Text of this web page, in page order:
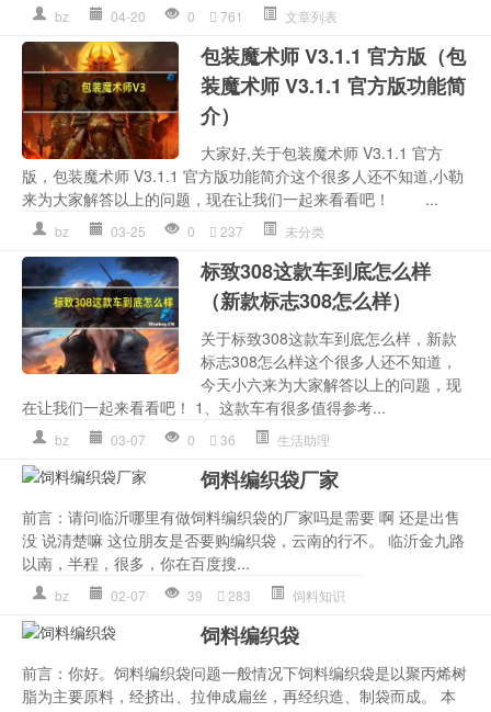
bz 04-20 0 761 文章列表
包装魔术师 V3.1.1 官方版（包
装魔术师 V3.1.1 官方版功能简
介）
大家好,关于包装魔术师 V3.1.1 官方
版，包装魔术师 V3.1.1 官方版功能简介这个很多人还不知道,小勒
来为大家解答以上的问题，现在让我们一起来看看吧！ ...
bz 03-25 0 237 未分类
标致308这款车到底怎么样
（新款标志308怎么样）
关于标致308这款车到底怎么样，新款
标志308怎么样这个很多人还不知道，
今天小六来为大家解答以上的问题，现
在让我们一起来看看吧！ 1、这款车有很多值得参考...
bz 03-07 0 36 生活助理
饲料编织袋厂家
前言：请问临沂哪里有做饲料编织袋的厂家吗是需要 啊 还是出售
没 说清楚嘛 这位朋友是否要购编织袋，云南的行不。 临沂金九路
以南，半程，很多，你在百度搜...
bz 02-07 39 283 饲料知识
饲料编织袋
前言：你好。饲料编织袋问题一般情况下饲料编织袋是以聚丙烯树
脂为主要原料，经挤出、拉伸成扁丝，再经织造、制袋而成。 本